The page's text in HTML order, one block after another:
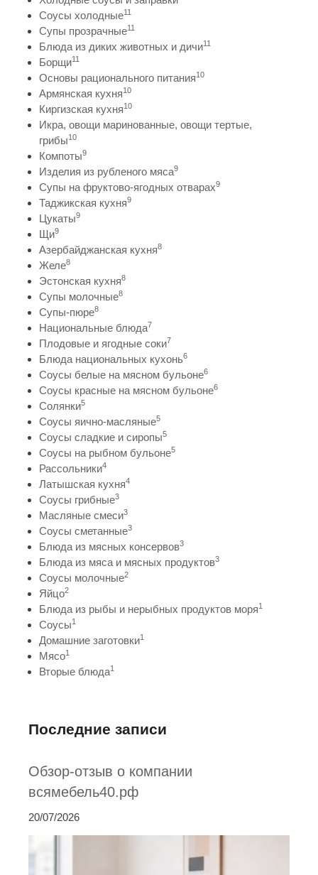
Соусы холодные11
Супы прозрачные11
Блюда из диких животных и дичи11
Борщи11
Основы рационального питания10
Армянская кухня10
Киргизская кухня10
Икра, овощи маринованные, овощи тертые,
грибы10
Компоты9
Изделия из рубленого мяса9
Супы на фруктово-ягодных отварах9
Таджикская кухня9
Цукаты9
Щи9
Азербайджанская кухня8
Желе8
Эстонская кухня8
Супы молочные8
Супы-пюре8
Национальные блюда7
Плодовые и ягодные соки7
Блюда национальных кухонь6
Соусы белые на мясном бульоне6
Соусы красные на мясном бульоне6
Солянки5
Соусы яично-масляные5
Соусы сладкие и сиропы5
Соусы на рыбном бульоне5
Рассольники4
Латышская кухня4
Соусы грибные3
Масляные смеси3
Соусы сметанные3
Блюда из мясных консервов3
Блюда из мяса и мясных продуктов3
Соусы молочные2
Яйцо2
Блюда из рыбы и нерыбных продуктов моря1
Соусы1
Домашние заготовки1
Мясо1
Вторые блюда1
Последние записи
Обзор-отзыв о компании
всямебель40.рф
20/07/2026